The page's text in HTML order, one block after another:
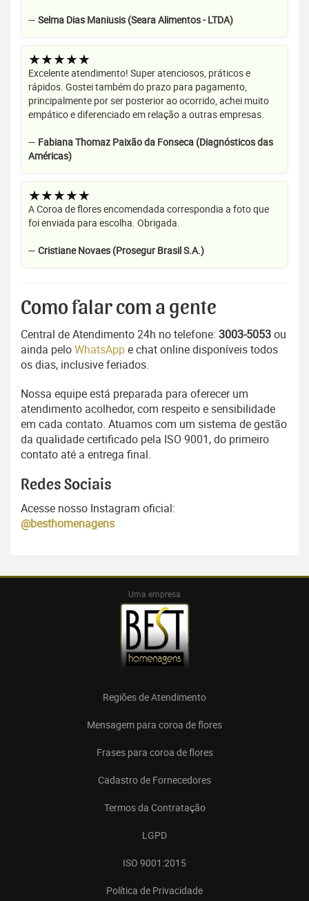
— Selma Dias Maniusis (Seara Alimentos - LTDA)
★★★★★
Excelente atendimento! Super atenciosos, práticos e
rápidos. Gostei também do prazo para pagamento,
principalmente por ser posterior ao ocorrido, achei muito
empático e diferenciado em relação a outras empresas.
— Fabiana Thomaz Paixão da Fonseca (Diagnósticos das
Américas)
★★★★★
A Coroa de flores encomendada correspondia a foto que
foi enviada para escolha. Obrigada.
— Cristiane Novaes (Prosegur Brasil S.A.)
Como falar com a gente
Central de Atendimento 24h no telefone: 3003-5053ou
ainda peloWhatsAppe chat online disponíveis todos
os dias, inclusive feriados.
Nossa equipe está preparada para oferecer um
atendimento acolhedor, com respeito e sensibilidade
em cada contato. Atuamos com um sistema de gestão
da qualidade certificado pela ISO 9001, do primeiro
contato até a entrega final.
Redes Sociais
Acesse nosso Instagram oficial:
@besthomenagens
Uma empresa
Regiões de Atendimento
Mensagem para coroa de flores
Frases para coroa de flores
Cadastro de Fornecedores
Termos da Contratação
LGPD
ISO 9001:2015
Política de Privacidade